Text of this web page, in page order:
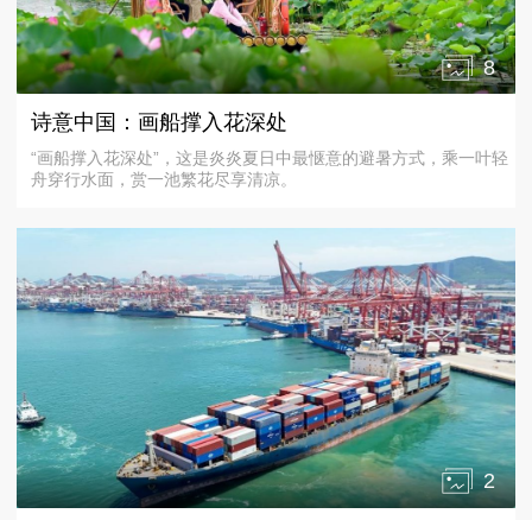
8
诗意中国：画船撑入花深处
“画船撑入花深处”，这是炎炎夏日中最惬意的避暑方式，乘一叶轻
舟穿行水面，赏一池繁花尽享清凉。
2